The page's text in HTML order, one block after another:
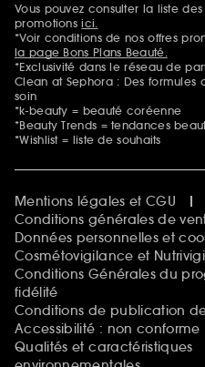
Mentions additionnelles
Vous pouvez consulter la liste
promotionsici.
*Voir conditions de nos offres
la page Bons Plans Beauté.
*Exclusivité dans le réseau de
Clean at Sephora : Des formules
soin
*k-beauty = beauté coréenne
*Beauty Trends = tendances
*Wishlist = liste de souhaits
Mentions légales et CGU
Conditions générales de
Données personnelles et
Cosmétovigilance et
Conditions Générales du
fidélité
Conditions de publication
Accessibilité : non conforme
Qualités et caractéristiques